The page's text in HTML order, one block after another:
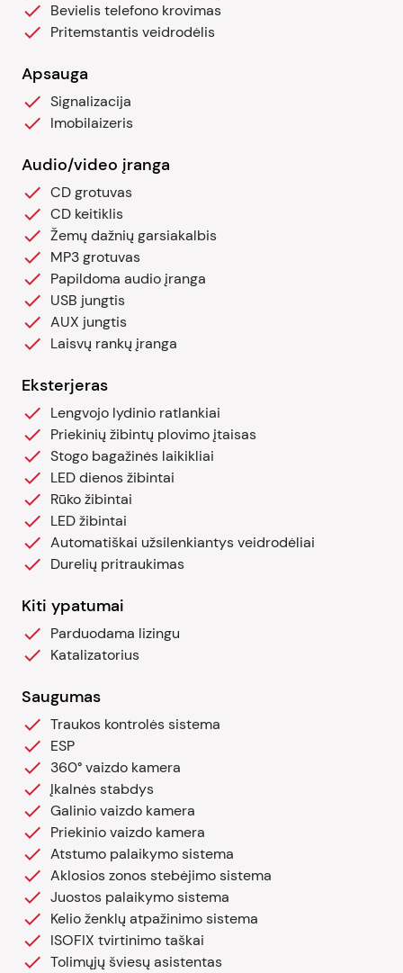
Bevielis telefono krovimas
Pritemstantis veidrodėlis
Apsauga
Signalizacija
Imobilaizeris
Audio/video įranga
CD grotuvas
CD keitiklis
Žemų dažnių garsiakalbis
MP3 grotuvas
Papildoma audio įranga
USB jungtis
AUX jungtis
Laisvų rankų įranga
Eksterjeras
Lengvojo lydinio ratlankiai
Priekinių žibintų plovimo įtaisas
Stogo bagažinės laikikliai
LED dienos žibintai
Rūko žibintai
LED žibintai
Automatiškai užsilenkiantys veidrodėliai
Durelių pritraukimas
Kiti ypatumai
Parduodama lizingu
Katalizatorius
Saugumas
Traukos kontrolės sistema
ESP
360° vaizdo kamera
Įkalnės stabdys
Galinio vaizdo kamera
Priekinio vaizdo kamera
Atstumo palaikymo sistema
Aklosios zonos stebėjimo sistema
Juostos palaikymo sistema
Kelio ženklų atpažinimo sistema
ISOFIX tvirtinimo taškai
Tolimųjų šviesų asistentas